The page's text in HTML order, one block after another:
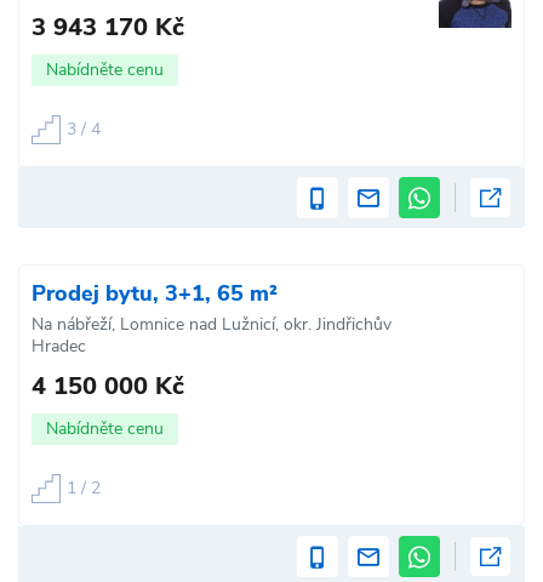
3 943 170 Kč
Nabídněte cenu
3 / 4
Prodej bytu, 3+1, 65 m²
Na nábřeží, Lomnice nad Lužnicí, okr. Jindřichův
Hradec
4 150 000 Kč
Nabídněte cenu
1 / 2